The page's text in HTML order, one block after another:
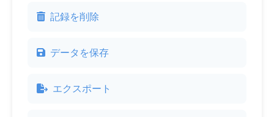
記録を削除
データを保存
エクスポート